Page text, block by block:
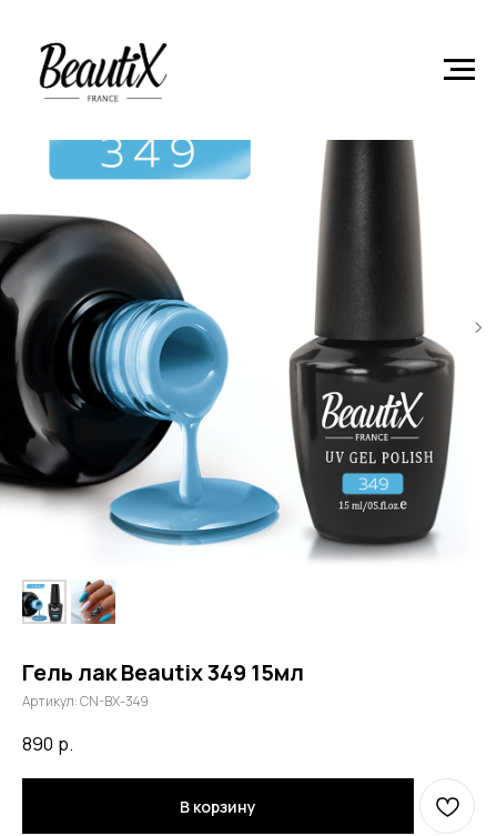
Гель лак Beautix 349 15мл
Артикул:CN-BX-349
890 р.
В корзину